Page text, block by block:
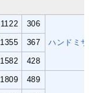
1122 306
ハンドミ
1355 367
1582 428
1809 489